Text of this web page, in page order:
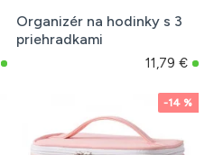
Organizér na hodinky s 3
priehradkami
11,79 €
-14 %